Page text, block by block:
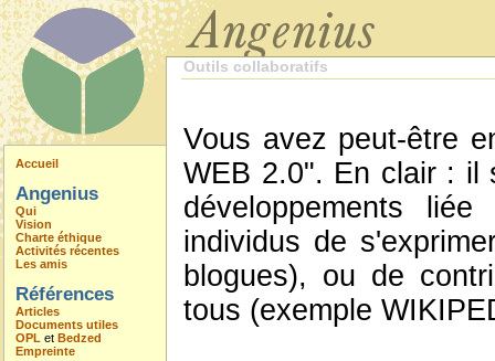
Accueil
Angenius
Qui
Vision
Charte éthique
Activités récentes
Les amis
Références
Articles
Documents utiles
OPL et Bedzed
Empreinte
Outils collaboratifs
Vous avez peut-être
WEB 2.0". En clair : il
développements
individus de
blogues), ou de
tous (exemple